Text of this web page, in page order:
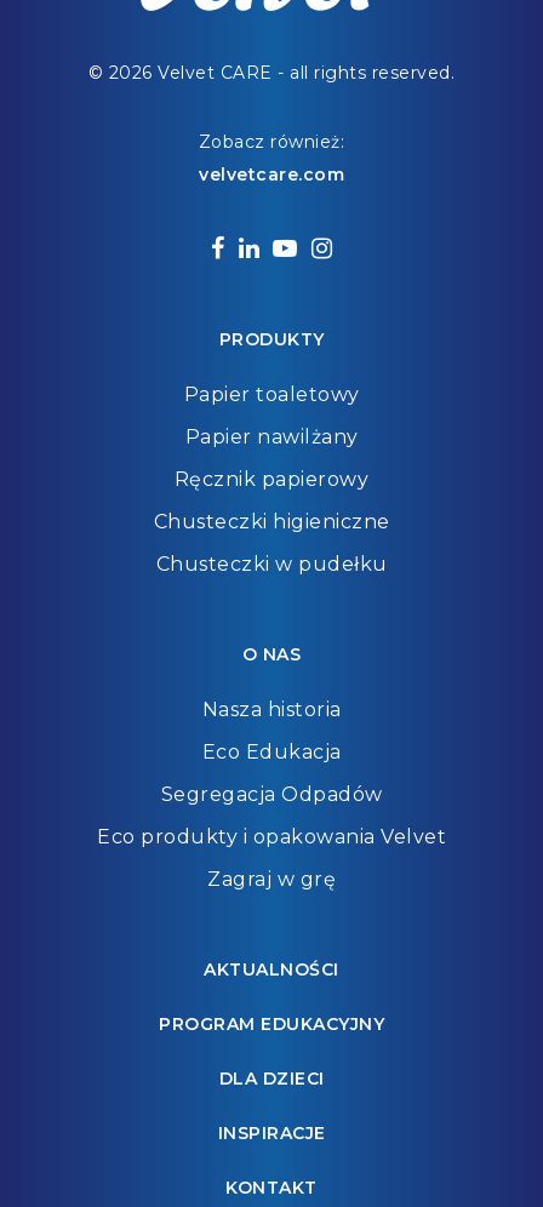
© 2026 Velvet CARE - all rights reserved.
Zobacz również:
velvetcare.com
facebook
linkedin
youtubeinstagram
PRODUKTY
Papier toaletowy
Papier nawilżany
Ręcznik papierowy
Chusteczki higieniczne
Chusteczki w pudełku
O NAS
Nasza historia
Eco Edukacja
Segregacja Odpadów
Eco produkty i opakowania Velvet
Zagraj w grę
AKTUALNOŚCI
PROGRAM EDUKACYJNY
DLA DZIECI
INSPIRACJE
KONTAKT